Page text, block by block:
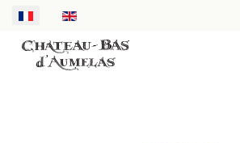
Sélectionnez votre langue